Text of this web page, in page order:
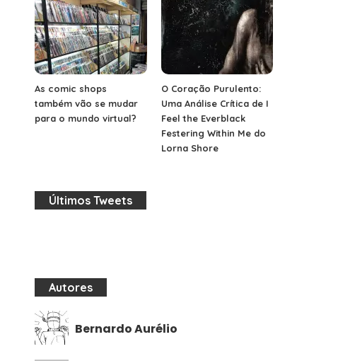
As comic shops
também vão se mudar
para o mundo virtual?
O Coração Purulento:
Uma Análise Crítica de I
Feel the Everblack
Festering Within Me do
Lorna Shore
Últimos Tweets
Autores
Bernardo Aurélio